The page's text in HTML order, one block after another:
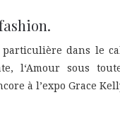
particulière dans le
l‘Amour sous
à l’expo Grace